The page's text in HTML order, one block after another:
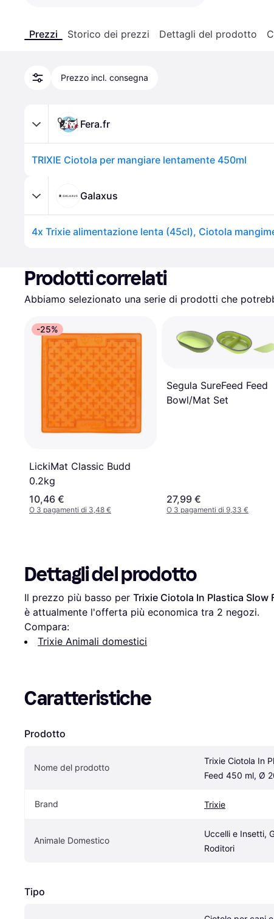
Prezzi Storico dei prezzi Dettagli del prodotto
Prezzo incl. consegna
Fera.fr
TRIXIE Ciotola per mangiare lentamente 450ml
Galaxus
Prodotti correlati
Abbiamo selezionato una serie di prodotti che
-25%
LickiMat Classic Budd
0.2kg
10,46 €
O 3 pagamenti di 3,48 €
Segula SureFeed Feed
Bowl/Mat Set
27,99 €
O 3 pagamenti di 9,33 €
Dettagli del prodotto
Il prezzo più basso per Trixie Ciotola In Plastica Slow
è attualmente l'offerta più economica tra 2 negozi.
Compara:
Trixie Animali domestici
Caratteristiche
Prodotto
Nome del prodotto
Trixie Ciotola In
Feed 450 ml, Ø
Brand Trixie
Animale Domestico
Uccelli e Insetti,
Roditori
Tipo